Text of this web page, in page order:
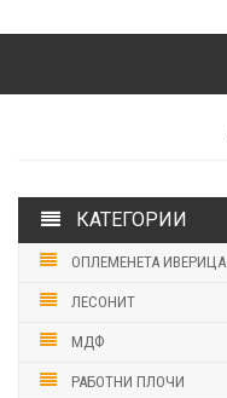
КАТЕГОРИИ
ОПЛЕМЕНЕТА ИВЕРИЦА
ЛЕСОНИТ
МДФ
РАБОТНИ ПЛОЧИ